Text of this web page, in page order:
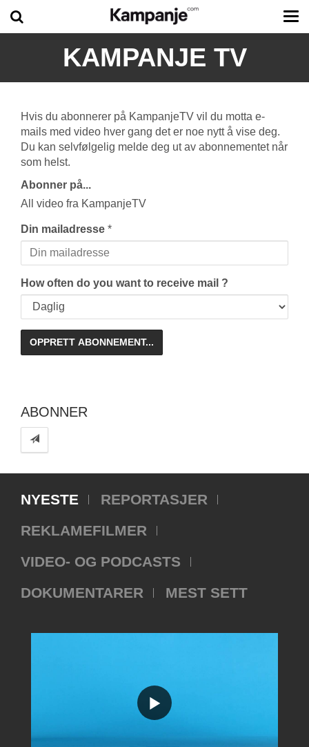
KAMPANJE TV
Hvis du abonnerer på KampanjeTV vil du motta e-
mails med video hver gang det er noe nytt å vise deg.
Du kan selvfølgelig melde deg ut av abonnementet når
som helst.
Abonner på...
All video fra KampanjeTV
Din mailadresse *
How often do you want to receive mail ?
ABONNER
NYESTE
REPORTASJER
REKLAMEFILMER
VIDEO- OG PODCASTS
DOKUMENTARER
MEST SETT